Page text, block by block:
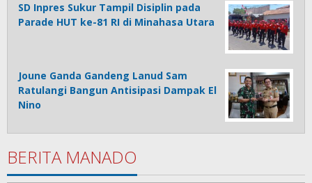
SD Inpres Sukur Tampil Disiplin pada
Parade HUT ke-81 RI di Minahasa Utara
Joune Ganda Gandeng Lanud Sam
Ratulangi Bangun Antisipasi Dampak El
Nino
BERITA MANADO